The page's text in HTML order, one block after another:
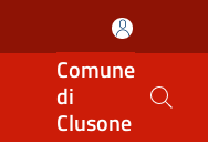
Comune
di
Clusone